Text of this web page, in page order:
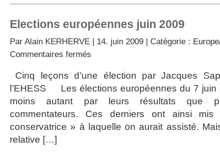
Elections européennes juin 2009
Par Alain KERHERVE | 14. juin 2009 | Catégorie :
Commentaires fermés
juin
2009
Cinq leçons d’une élection par Jacques
l’EHESS Les élections européennes du 7 juin
moins autant par leurs résultats que
commentateurs. Ces derniers ont ainsi
conservatrice » à laquelle on aurait assisté.
relative […]